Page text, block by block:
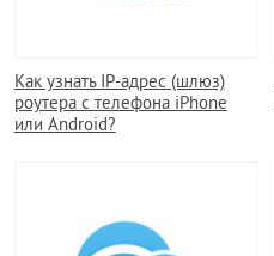
Как узнать IP-адрес (шлюз)
роутера с телефона iPhone
или Android?